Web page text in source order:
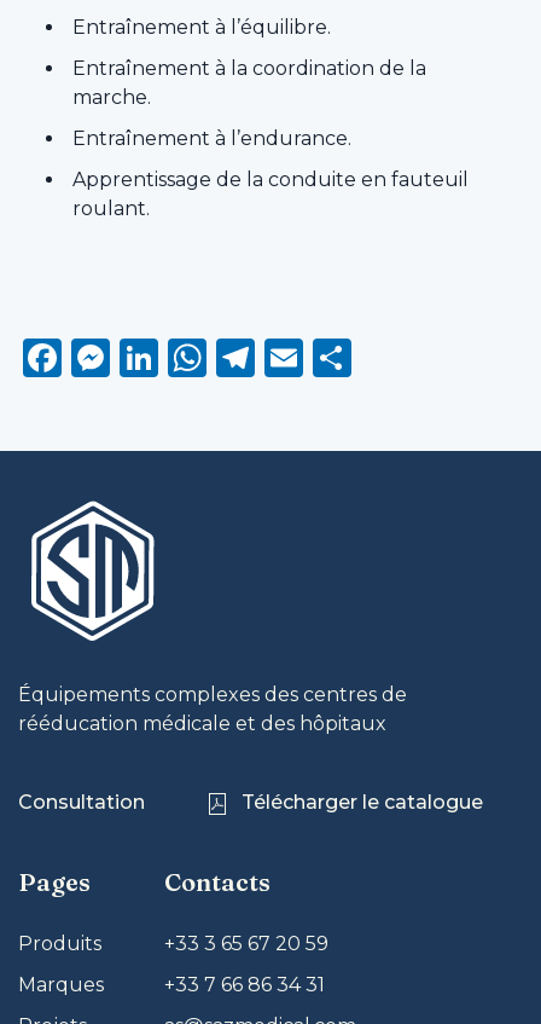
Entraînement à l’équilibre.
Entraînement à la coordination de la
marche.
Entraînement à l’endurance.
Apprentissage de la conduite en fauteuil
roulant.
Facebook
Messenger
LinkedIn
WhatsApp
Telegram
Email
Équipements complexes des centres de
rééducation médicale et des hôpitaux
Consultation Télécharger le catalogue
Pages
Produits
Marques
Contacts
+33 3 65 67 20 59
+33 7 66 86 34 31